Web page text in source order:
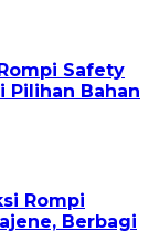
Safety
Pilihan Bahan
Rompi
Berbagi